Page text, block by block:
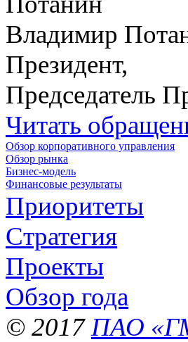
Владимир
Президент,
Председатель
Читать
Обзор корпоративного управления
Обзор рынка
Бизнес-модель
Финансовые результаты
Приоритеты
Стратегия
Проекты
Обзор года
© 2017 ПАО